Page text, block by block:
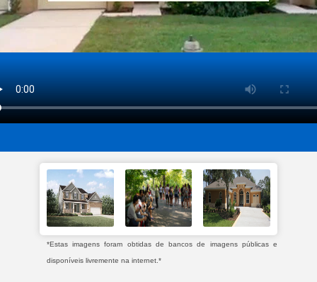
*Estas imagens foram obtidas de bancos de imagens públicas e
disponíveis livremente na internet.*